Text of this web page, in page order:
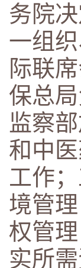
务院
一组
际联
保总
监察
和中
工作
境管
权管
实所